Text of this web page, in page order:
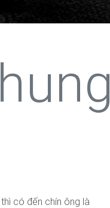
có đến chín ông là